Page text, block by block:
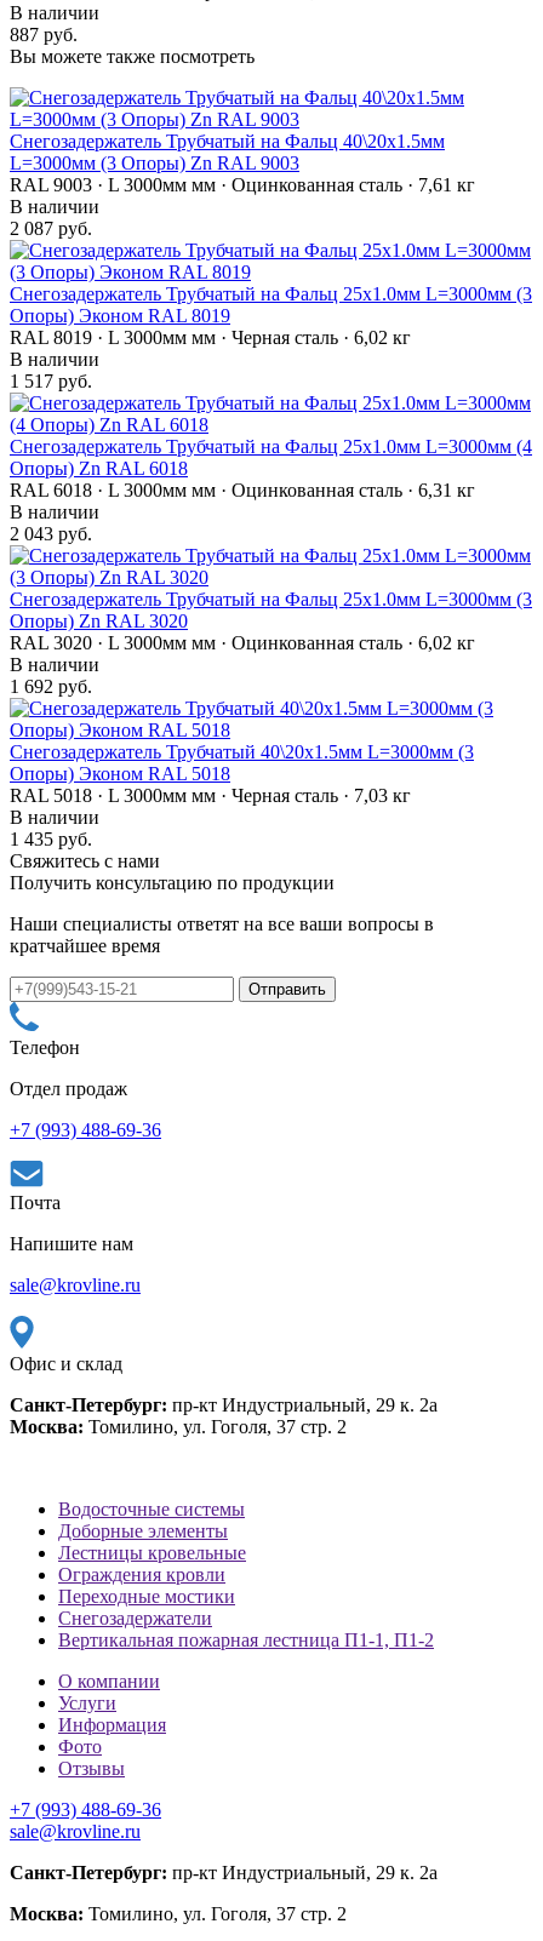
В наличии
887 руб.
Вы можете также посмотреть
Снегозадержатель Трубчатый на Фальц 40\20х1.5мм
L=3000мм (3 Опоры) Zn RAL 9003
RAL 9003 · L 3000мм мм · Оцинкованная сталь · 7,61 кг
В наличии
2 087 руб.
Снегозадержатель Трубчатый на Фальц 25х1.0мм L=3000мм (3
Опоры) Эконом RAL 8019
RAL 8019 · L 3000мм мм · Черная сталь · 6,02 кг
В наличии
1 517 руб.
Снегозадержатель Трубчатый на Фальц 25х1.0мм L=3000мм (4
Опоры) Zn RAL 6018
RAL 6018 · L 3000мм мм · Оцинкованная сталь · 6,31 кг
В наличии
2 043 руб.
Снегозадержатель Трубчатый на Фальц 25х1.0мм L=3000мм (3
Опоры) Zn RAL 3020
RAL 3020 · L 3000мм мм · Оцинкованная сталь · 6,02 кг
В наличии
1 692 руб.
Снегозадержатель Трубчатый 40\20х1.5мм L=3000мм (3
Опоры) Эконом RAL 5018
RAL 5018 · L 3000мм мм · Черная сталь · 7,03 кг
В наличии
1 435 руб.
Свяжитесь с нами
Получить консультацию по продукции
Наши специалисты ответят на все ваши вопросы в
кратчайшее время
Телефон
Отдел продаж
+7 (993) 488-69-36
Почта
Напишите нам
sale@krovline.ru
Офис и склад
Санкт-Петербург: пр-кт Индустриальный, 29 к. 2а
Москва: Томилино, ул. Гоголя, 37 стр. 2
Водосточные системы
Доборные элементы
Лестницы кровельные
Ограждения кровли
Переходные мостики
Снегозадержатели
Вертикальная пожарная лестница П1-1, П1-2
О компании
Услуги
Информация
Фото
Отзывы
+7 (993) 488-69-36
sale@krovline.ru
Санкт-Петербург: пр-кт Индустриальный, 29 к. 2а
Москва: Томилино, ул. Гоголя, 37 стр. 2